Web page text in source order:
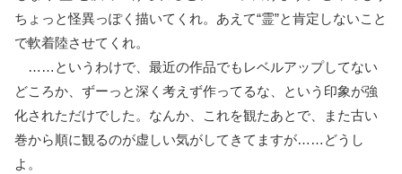
ちょっと怪異っぽく描いてくれ。あえて“霊”と肯定しないこと
で軟着陸させてくれ。
……というわけで、最近の作品でもレベルアップしてない
どころか、ずーっと深く考えず作ってるな、という印象が強
化されただけでした。なんか、これを観たあとで、また古い
巻から順に観るのが虚しい気がしてきてますが……どうし
よ。